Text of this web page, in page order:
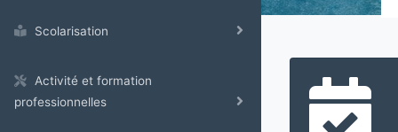
Scolarisation
Activité et formation
professionnelles